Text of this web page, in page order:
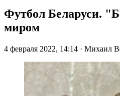
Футбол Беларуси.
миром
4 февраля 2022, 14:14 · Михаил